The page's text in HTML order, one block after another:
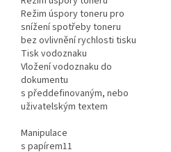
Režim úspory toneru pro
snížení spotřeby toneru
bez ovlivnění rychlosti tisku
Tisk vodoznaku
Vložení vodoznaku do
dokumentu
s předdefinovaným, nebo
uživatelským textem
Manipulace
s papírem11